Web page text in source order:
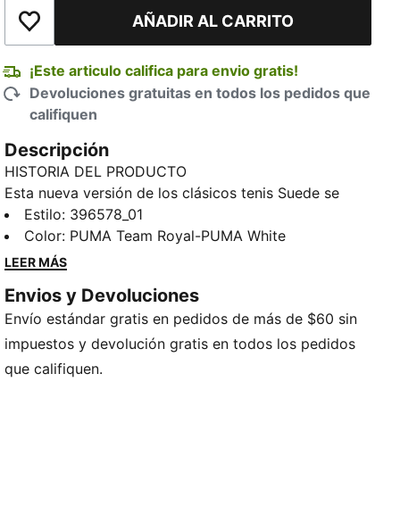
Añadir a la lista de deseosAÑADIR AL CARRITO
¡Este articulo califica para envio gratis!
Devoluciones gratuitas en todos los pedidos que
califiquen
Descripción
HISTORIA DEL PRODUCTO
Esta nueva versión de los clásicos tenis Suede se
inspiran en la herencia de PUMA en el mundo del
breakdance y en su influencia sobre streetwear
moderno. Los Suede XL conservan su ADN icónico,
exageradamente acolchados, además de una suela
más gruesa.
CARACTERÍSTICAS Y BENEFICIOS
Los productos de cuero PUMA respaldan la
Estilo: 396578_01
Color: PUMA Team Royal-PUMA White
LEER MÁS
Envios y Devoluciones
Envío estándar gratis en pedidos de más de $60 sin
impuestos y devolución gratis en todos los pedidos
que califiquen.